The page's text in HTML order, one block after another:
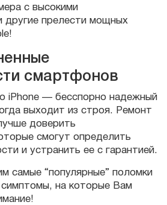
с высокими
другие прелести мощных
смартфонов
iPhone — бесспорно надежный
выходит из строя. Ремонт
доверить
смогут определить
и устранить ее с гарантией.
самые “популярные” поломки
на которые Вам